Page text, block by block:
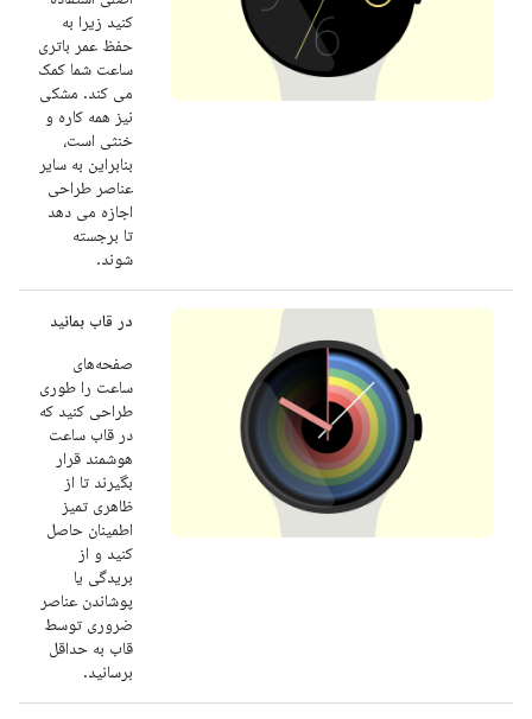
کنید زیرا به
حفظ عمر باتری
ساعت شما کمک
می کند. مشکی
نیز همه کاره و
خنثی است،
بنابراین به سایر
عناصر طراحی
اجازه می دهد
تا برجسته
شوند.
در قاب بمانید
صفحه‌های
ساعت را طوری
طراحی کنید که
در قاب ساعت
هوشمند قرار
بگیرند تا از
ظاهری تمیز
اطمینان حاصل
کنید و از
بریدگی یا
پوشاندن عناصر
ضروری توسط
قاب به حداقل
برسانید.